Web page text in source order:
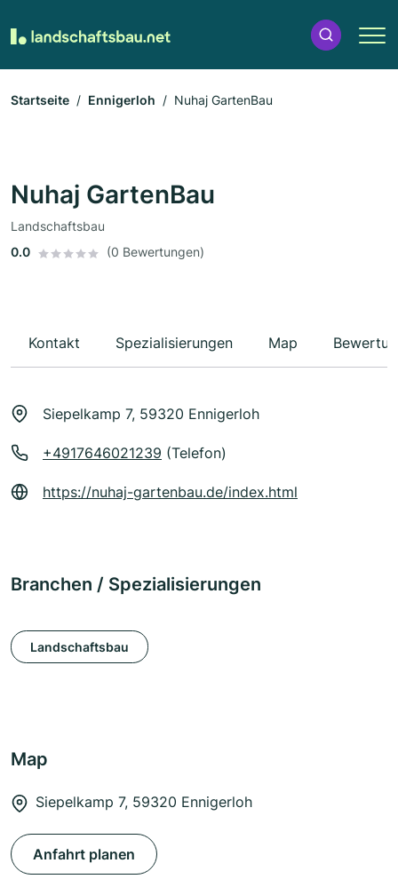
Startseite Ennigerloh Nuhaj GartenBau
Nuhaj GartenBau
Landschaftsbau
0.0
(0 Bewertungen)
Kontakt Spezialisierungen Map
Siepelkamp 7, 59320 Ennigerloh
+4917646021239 (Telefon)
https://nuhaj-gartenbau.de/index.html
Branchen / Spezialisierungen
Landschaftsbau
Map
Siepelkamp 7, 59320 Ennigerloh
Anfahrt planen